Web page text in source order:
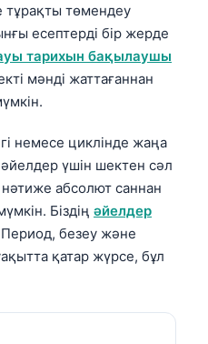
тұрақты төмендеу
есептерді бір жерде
тарихын бақылаушы
мәнді жаттағаннан
немесе циклінде жаңа
үшін шектен сәл
абсолют саннан
Біздің әйелдер
Период, безеу және
қатар жүрсе, бұл